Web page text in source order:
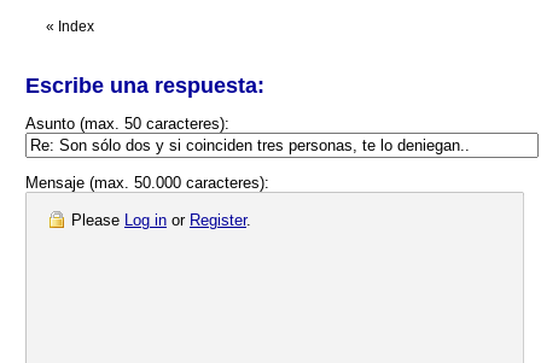
« Index
Escribe una respuesta:
Asunto (max. 50 caracteres):
Mensaje (max. 50.000 caracteres):
Please Log in or Register.